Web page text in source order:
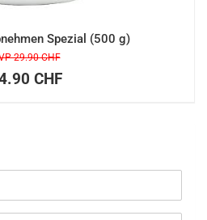
Spezial (500 g)
29.90 CHF
CHF